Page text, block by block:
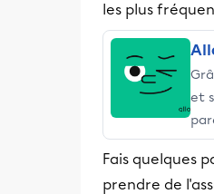
les plus
et
Fais quelques
prendre de